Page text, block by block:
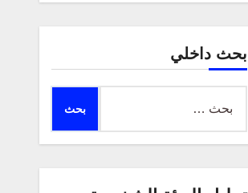
بحث داخلي
عن: